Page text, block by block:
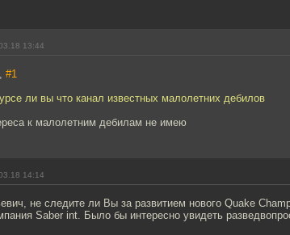
13:44
#1
ли вы что канал известных малолетних дебилов
к малолетним дебилам не имею
14:14
не следите ли Вы за развитием нового Quake
Saber int. Было бы интересно увидеть